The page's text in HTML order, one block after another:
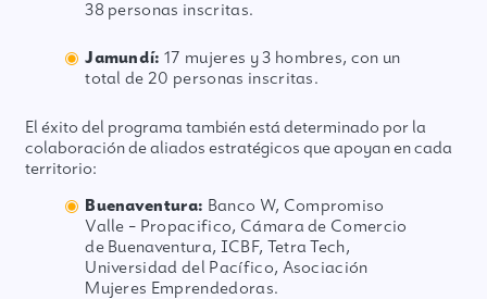
38 personas inscritas.
Jamundí: 17 mujeres y 3 hombres, con un
total de 20 personas inscritas.
El éxito del programa también está determinado por la
colaboración de aliados estratégicos que apoyan en cada
territorio:
Buenaventura: Banco W, Compromiso
Valle – Propacifico, Cámara de Comercio
de Buenaventura, ICBF, Tetra Tech,
Universidad del Pacífico, Asociación
Mujeres Emprendedoras.